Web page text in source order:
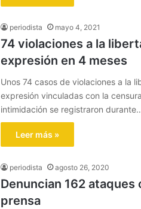
periodista mayo 4, 2021
74 violaciones a la
expresión en 4 meses
Unos 74 casos de violaciones a la
expresión vinculadas con la
intimidación se registraron
Leer más »
periodista agosto 26, 2020
Denuncian 162 ataques
prensa